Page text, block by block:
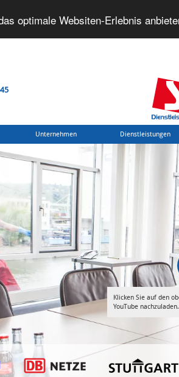
optimale Websiten-Erlebnis
Unternehmen Dienstleistungen
Klicken Sie auf den
YouTube nachzuladen.